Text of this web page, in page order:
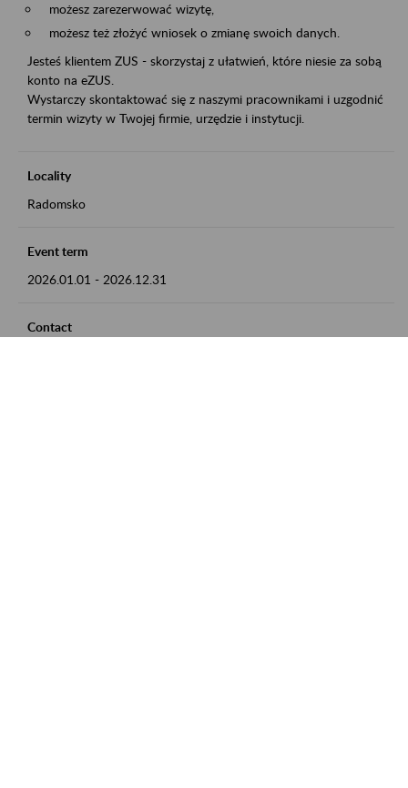
możesz zarezerwować wizytę,
możesz też złożyć wniosek o zmianę swoich danych.
Jesteś klientem ZUS - skorzystaj z ułatwień, które niesie za sobą
konto na eZUS.
Wystarczy skontaktować się z naszymi pracownikami i uzgodnić
termin wizyty w Twojej firmie, urzędzie i instytucji.
Locality
Radomsko
Event term
2026.01.01 - 2026.12.31
Contact